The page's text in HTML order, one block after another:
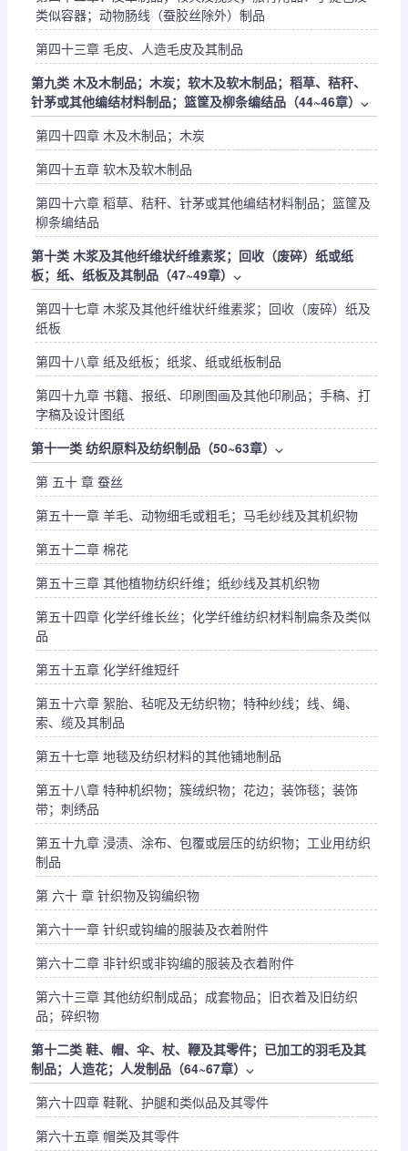
类似容器；动物肠线（蚕胶丝除外）制品
第四十三章 毛皮、人造毛皮及其制品
第九类 木及木制品；木炭；软木及软木制品；稻草、秸秆、
针茅或其他编结材料制品；篮筐及柳条编结品（44~46章） ⌵
第四十四章 木及木制品；木炭
第四十五章 软木及软木制品
第四十六章 稻草、秸秆、针茅或其他编结材料制品；篮筐及
柳条编结品
第十类 木浆及其他纤维状纤维素浆；回收（废碎）纸或纸
板；纸、纸板及其制品（47~49章） ⌵
第四十七章 木浆及其他纤维状纤维素浆；回收（废碎）纸及
纸板
第四十八章 纸及纸板；纸浆、纸或纸板制品
第四十九章 书籍、报纸、印刷图画及其他印刷品；手稿、打
字稿及设计图纸
第十一类 纺织原料及纺织制品（50~63章） ⌵
第 五十 章 蚕丝
第五十一章 羊毛、动物细毛或粗毛；马毛纱线及其机织物
第五十二章 棉花
第五十三章 其他植物纺织纤维；纸纱线及其机织物
第五十四章 化学纤维长丝；化学纤维纺织材料制扁条及类似
品
第五十五章 化学纤维短纤
第五十六章 絮胎、毡呢及无纺织物；特种纱线；线、绳、
索、缆及其制品
第五十七章 地毯及纺织材料的其他铺地制品
第五十八章 特种机织物；簇绒织物；花边；装饰毯；装饰
带；刺绣品
第五十九章 浸渍、涂布、包覆或层压的纺织物；工业用纺织
制品
第 六十 章 针织物及钩编织物
第六十一章 针织或钩编的服装及衣着附件
第六十二章 非针织或非钩编的服装及衣着附件
第六十三章 其他纺织制成品；成套物品；旧衣着及旧纺织
品；碎织物
第十二类 鞋、帽、伞、杖、鞭及其零件；已加工的羽毛及其
制品；人造花；人发制品（64~67章） ⌵
第六十四章 鞋靴、护腿和类似品及其零件
第六十五章 帽类及其零件